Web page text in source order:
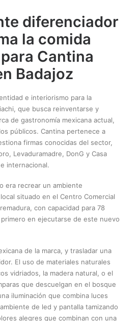
diferenciador
la comida
Cantina
Badajoz
e interiorismo para la
que busca reinventarse y
de gastronomía mexicana actual,
públicos. Cantina pertenece a
firmas conocidas del sector,
Levaduramadre, DonG y Casa
internacional.
era recrear un ambiente
situado en el Centro Comercial
con capacidad para 78
en ejecutarse de este nuevo
de la marca, y trasladar una
El uso de materiales naturales
vidriados, la madera natural, o el
que descuelgan en el bosque
iluminación que combina luces
de led y pantalla tamizando
alegres que combinan con una